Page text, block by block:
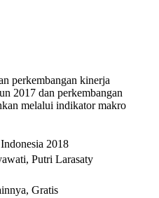
perkembangan kinerja
2017 dan perkembangan
melalui indikator makro
2018
Putri Larasaty
Gratis